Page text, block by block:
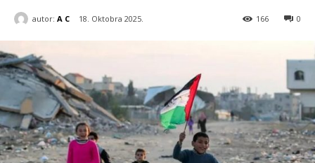
autor: A C 18. Oktobra 2025. 0
166